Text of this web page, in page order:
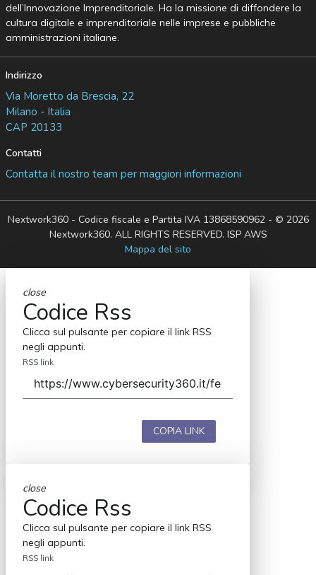
dell’Innovazione Imprenditoriale. Ha la missione di diffondere la
cultura digitale e imprenditoriale nelle imprese e pubbliche
amministrazioni italiane.
Indirizzo
Via Moretto da Brescia, 22
Milano - Italia
CAP 20133
Contatti
Contatta il nostro team per maggiori informazioni
Nextwork360 - Codice fiscale e Partita IVA 13868590962 - © 2026
Nextwork360. ALL RIGHTS RESERVED. ISP AWS
Mappa del sito
close
Codice Rss
Clicca sul pulsante per copiare il link RSS
negli appunti.
RSS link
COPIA LINK
close
Codice Rss
Clicca sul pulsante per copiare il link RSS
negli appunti.
RSS link